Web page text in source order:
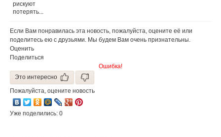
рискуют
потерять...
Если Вам понравилась эта новость, пожалуйста, оцените её или
поделитесь ею с друзьями. Мы будем Вам очень признательны.
Оценить
Поделиться
Ошибка!
Это интересно
Пожалуйста, оцените новость
Уже поделились: 0